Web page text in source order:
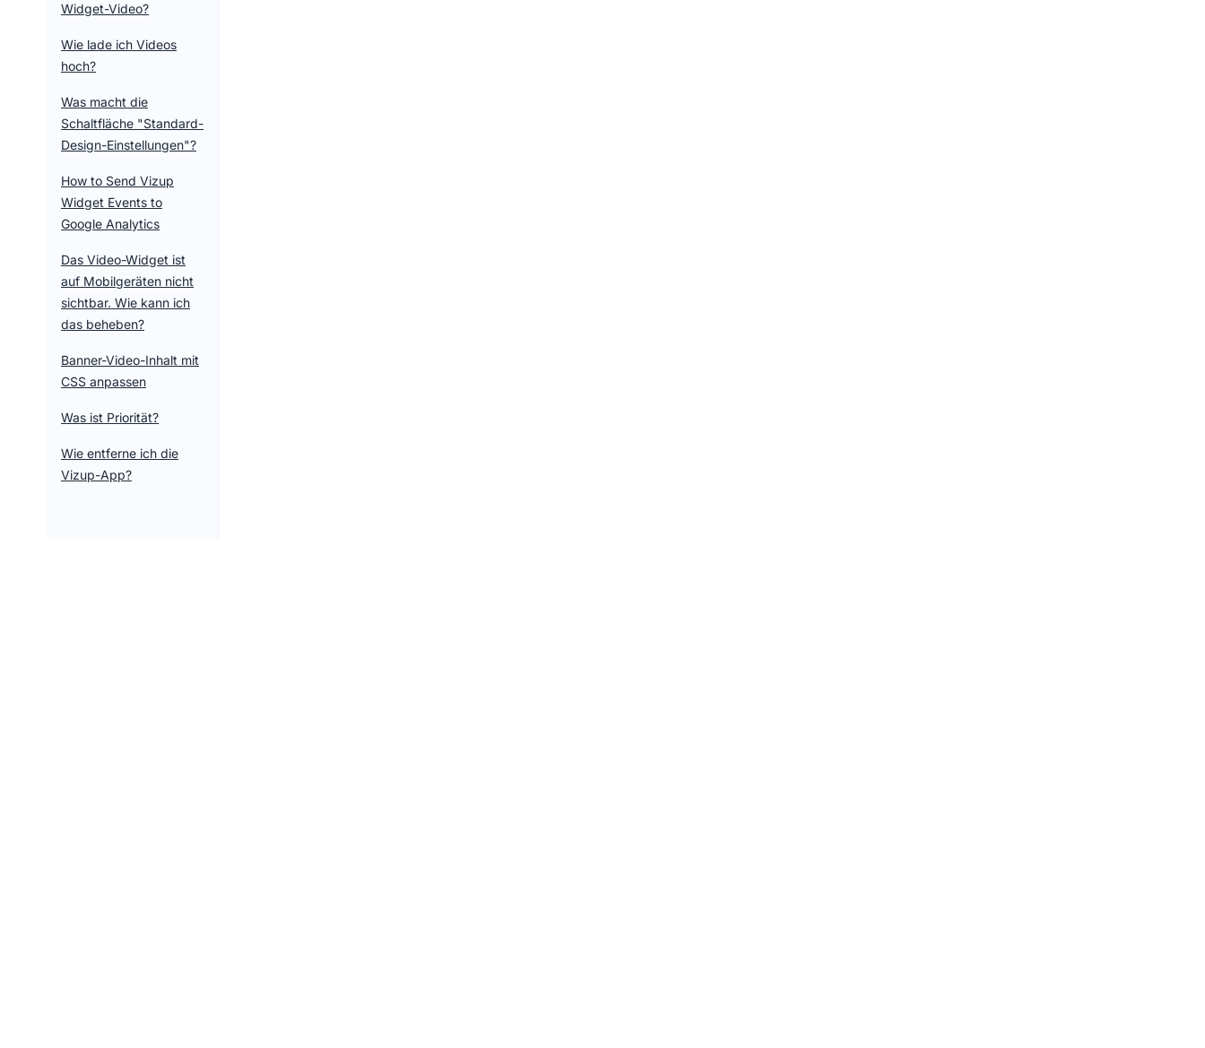
Widget-Video?
Wie lade ich Videos
hoch?
Was macht die
Schaltfläche "Standard-
Design-Einstellungen"?
How to Send Vizup
Widget Events to
Google Analytics
Das Video-Widget ist
auf Mobilgeräten nicht
sichtbar. Wie kann ich
das beheben?
Banner-Video-Inhalt mit
CSS anpassen
Was ist Priorität?
Wie entferne ich die
Vizup-App?